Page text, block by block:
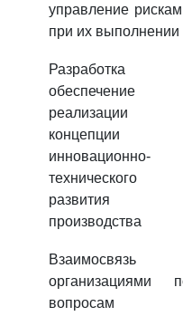
управление
при их выполнении
Разработка
обеспечение
реализации
концепции
инновационно-
технического
развития
производства
Взаимосвязь
организациями
вопросам